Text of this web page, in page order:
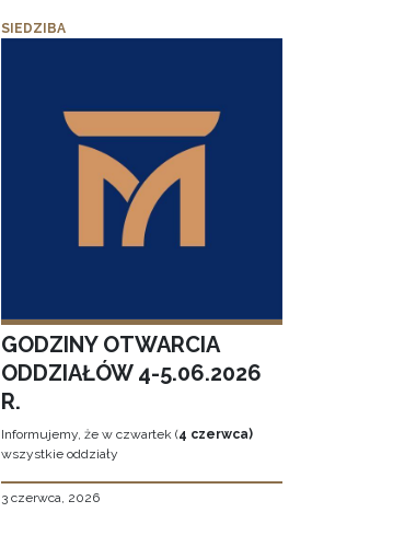
SIEDZIBA
GODZINY OTWARCIA
ODDZIAŁÓW 4-5.06.2026
R.
Informujemy, że w czwartek (4 czerwca)
wszystkie oddziały
3 czerwca, 2026